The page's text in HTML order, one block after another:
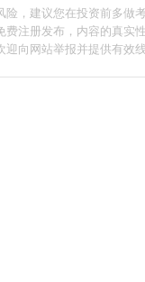
，建议您在投资前多
注册发布，内容的真
向网站举报并提供有效